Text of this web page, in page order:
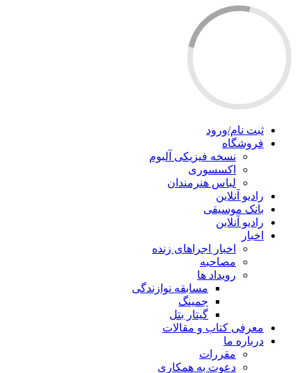
ثبت نام/ورود
فروشگاه
نسخه فیزیکی آلبوم
اکسسوری
لباس هنرمندان
رادیو آنلاین
بانک موسیقی
رادیو آنلاین
اخبار
اخبار اجراهای زنده
مصاحبه
رویداد ها
مسابقه نوازندگی
جمینگ
گیتار بتل
معرفی کتاب و مقالات
درباره ما
مقررات
دعوت به همکاری